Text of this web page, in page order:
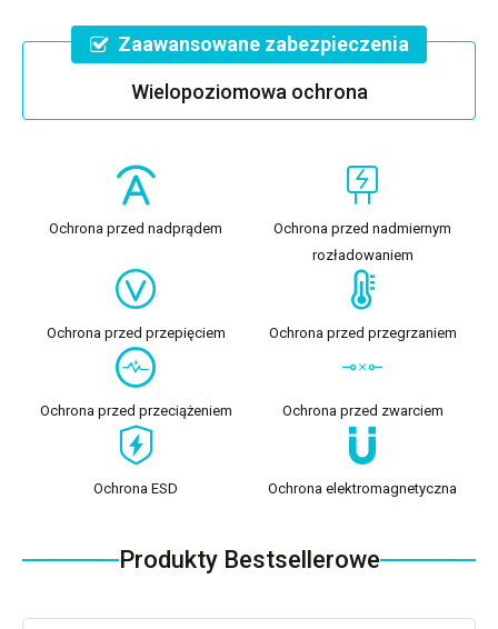
Zaawansowane zabezpieczenia
Wielopoziomowa ochrona
Ochrona przed nadprądem
Ochrona przed nadmiernym
rozładowaniem
Ochrona przed przepięciem Ochrona przed przegrzaniem
Ochrona przed przeciążeniem Ochrona przed zwarciem
Ochrona ESD Ochrona elektromagnetyczna
Produkty Bestsellerowe